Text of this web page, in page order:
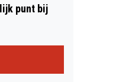
punt bij